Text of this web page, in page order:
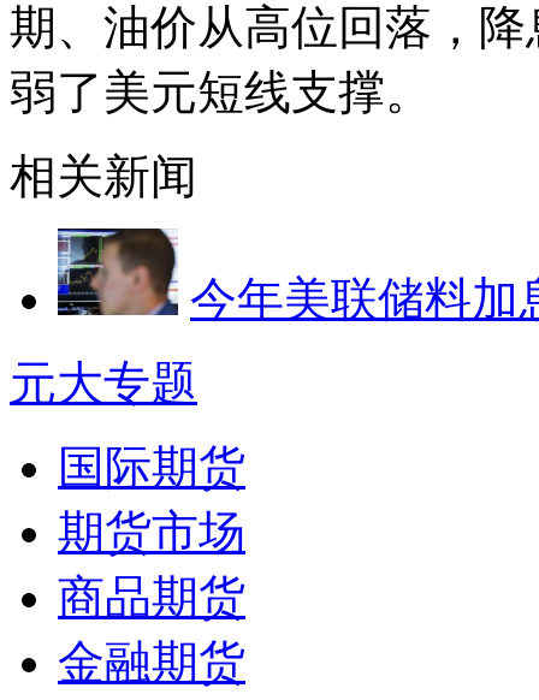
期、油价从高位回落，
弱了美元短线支撑。
相关新闻
今年美联储料加
元大专题
国际期货
期货市场
商品期货
金融期货